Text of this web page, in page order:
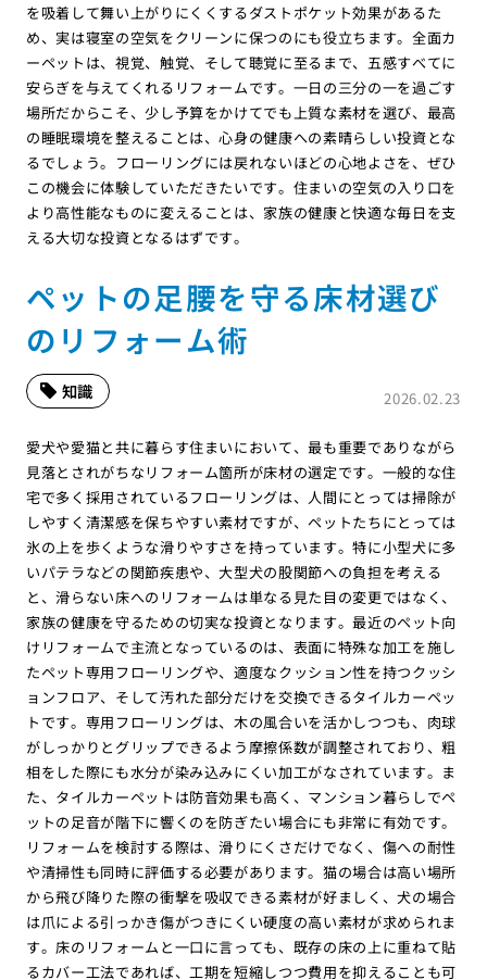
を吸着して舞い上がりにくくするダストポケット効果があるた
め、実は寝室の空気をクリーンに保つのにも役立ちます。全面カ
ーペットは、視覚、触覚、そして聴覚に至るまで、五感すべてに
安らぎを与えてくれるリフォームです。一日の三分の一を過ごす
場所だからこそ、少し予算をかけてでも上質な素材を選び、最高
の睡眠環境を整えることは、心身の健康への素晴らしい投資とな
るでしょう。フローリングには戻れないほどの心地よさを、ぜひ
この機会に体験していただきたいです。住まいの空気の入り口を
より高性能なものに変えることは、家族の健康と快適な毎日を支
える大切な投資となるはずです。
ペットの足腰を守る床材選び
のリフォーム術
2026.02.23
知識
愛犬や愛猫と共に暮らす住まいにおいて、最も重要でありながら
見落とされがちなリフォーム箇所が床材の選定です。一般的な住
宅で多く採用されているフローリングは、人間にとっては掃除が
しやすく清潔感を保ちやすい素材ですが、ペットたちにとっては
氷の上を歩くような滑りやすさを持っています。特に小型犬に多
いパテラなどの関節疾患や、大型犬の股関節への負担を考える
と、滑らない床へのリフォームは単なる見た目の変更ではなく、
家族の健康を守るための切実な投資となります。最近のペット向
けリフォームで主流となっているのは、表面に特殊な加工を施し
たペット専用フローリングや、適度なクッション性を持つクッシ
ョンフロア、そして汚れた部分だけを交換できるタイルカーペッ
トです。専用フローリングは、木の風合いを活かしつつも、肉球
がしっかりとグリップできるよう摩擦係数が調整されており、粗
相をした際にも水分が染み込みにくい加工がなされています。ま
た、タイルカーペットは防音効果も高く、マンション暮らしでペ
ットの足音が階下に響くのを防ぎたい場合にも非常に有効です。
リフォームを検討する際は、滑りにくさだけでなく、傷への耐性
や清掃性も同時に評価する必要があります。猫の場合は高い場所
から飛び降りた際の衝撃を吸収できる素材が好ましく、犬の場合
は爪による引っかき傷がつきにくい硬度の高い素材が求められま
す。床のリフォームと一口に言っても、既存の床の上に重ねて貼
るカバー工法であれば、工期を短縮しつつ費用を抑えることも可